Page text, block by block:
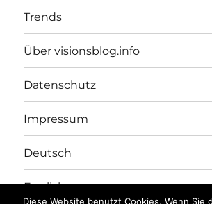
Trends
Über visionsblog.info
Datenschutz
Impressum
Deutsch
English
Diese Website benutzt Cookies. Wenn Sie